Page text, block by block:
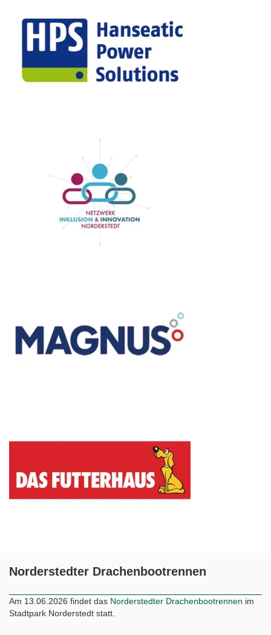
Norderstedter Drachenbootrennen
Am 13.06.2026 findet das Norderstedter Drachenbootrennen im
Stadtpark Norderstedt statt.